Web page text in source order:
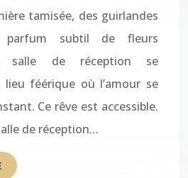
tamisée, des guirlandes
parfum subtil de fleurs
salle de réception se
féérique où l’amour se
Ce rêve est accessible.
de réception…